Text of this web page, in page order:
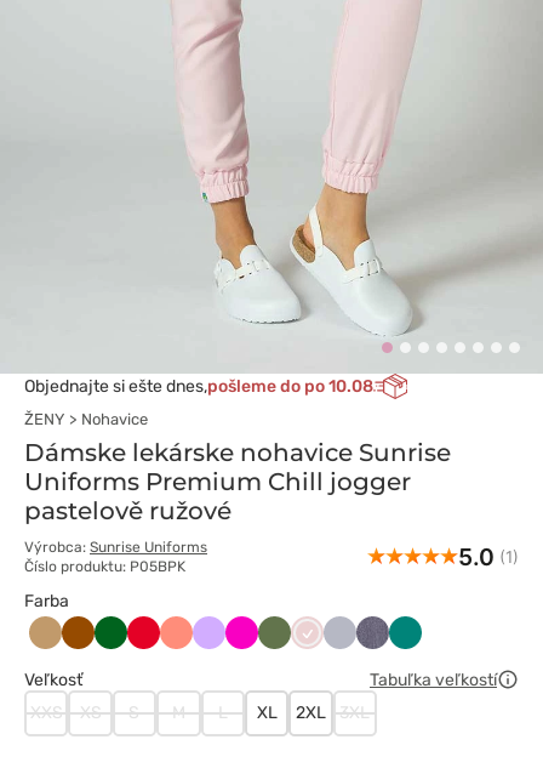
Objednajte si ešte dnes,pošleme do po 10.08
ŽENY Nohavice
Dámske lekárske nohavice Sunrise
Uniforms Premium Chill jogger
pastelově ružové
Výrobca: Sunrise Uniforms
Číslo produktu: P05BPK
5.0 (1)
Farba
BeżowyBrązowyButelkowa
Czerwony
KoralowyLawendowy
Malinowy
Oliwkowy
Pastelowy
Popielaty
Szary Zielony
Veľkosť
Tabuľka veľkostí
XXS
XS S M L XL 2XL 3XL